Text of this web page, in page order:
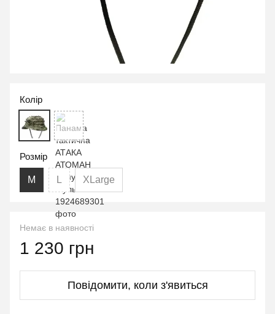
Колір
Розмір
M L XLarge
Немає в наявності
1 230 грн
Повідомити, коли з'явиться